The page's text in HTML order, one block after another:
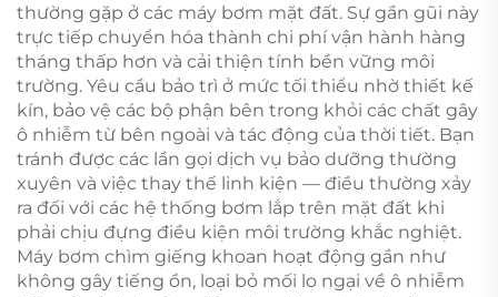
thường gặp ở các máy bơm mặt đất. Sự gần gũi này
trực tiếp chuyển hóa thành chi phí vận hành hàng
tháng thấp hơn và cải thiện tính bền vững môi
trường. Yêu cầu bảo trì ở mức tối thiểu nhờ thiết kế
kín, bảo vệ các bộ phận bên trong khỏi các chất gây
ô nhiễm từ bên ngoài và tác động của thời tiết. Bạn
tránh được các lần gọi dịch vụ bảo dưỡng thường
xuyên và việc thay thế linh kiện — điều thường xảy
ra đối với các hệ thống bơm lắp trên mặt đất khi
phải chịu đựng điều kiện môi trường khắc nghiệt.
Máy bơm chìm giếng khoan hoạt động gần như
không gây tiếng ồn, loại bỏ mối lo ngại về ô nhiễm